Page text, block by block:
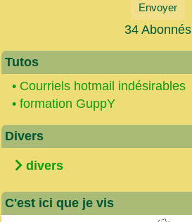
Envoyer
34 Abonnés
Tutos
• Courriels hotmail indésirables
• formation GuppY
Divers
divers
C'est ici que je vis